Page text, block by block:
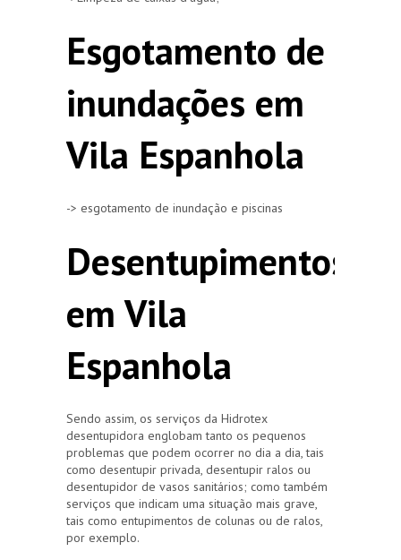
Esgotamento de
inundações em
Vila Espanhola
-> esgotamento de inundação e piscinas
Desentupimentos
em Vila
Espanhola
Sendo assim, os serviços da Hidrotex
desentupidora englobam tanto os pequenos
problemas que podem ocorrer no dia a dia, tais
como desentupir privada, desentupir ralos ou
desentupidor de vasos sanitários; como também
serviços que indicam uma situação mais grave,
tais como entupimentos de colunas ou de ralos,
por exemplo.